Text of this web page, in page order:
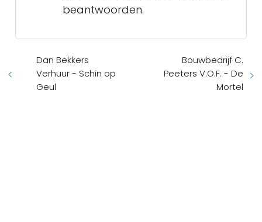
beantwoorden.
Dan Bekkers
Verhuur - Schin op
Geul
Bouwbedrijf C.
Peeters V.O.F. - De
Mortel